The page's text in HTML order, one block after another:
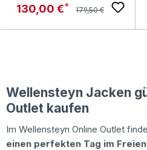
Verkaufspreis:
130,00 € Regulärer Preis:
179,50 €
Wellensteyn Jacken
Outlet kaufen
Im Wellensteyn Online Outlet
einen perfekten Tag im